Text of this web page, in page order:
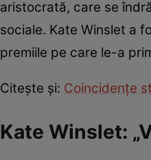
aristocrată, care se
sociale. Kate Winslet a
premiile pe care le-a
Citește și: Coincidențe
Kate Winslet: